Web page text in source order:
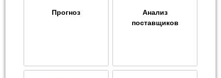
Прогноз
Анализ
поставщиков